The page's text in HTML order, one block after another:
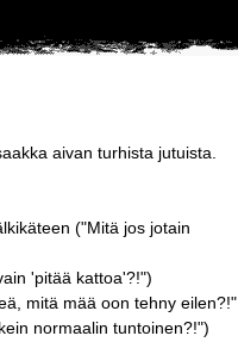
aivan turhista jutuista.
("Mitä jos jotain
'pitää kattoa'?!")
mitä mää oon tehny eilen?!"
normaalin tuntoinen?!")